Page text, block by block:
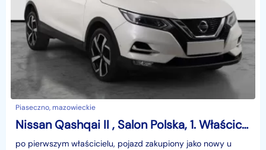
Piaseczno, mazowieckie
Nissan Qashqai II , Salon Polska, 1. Właściciel, Serwis ASO, Automat, Skóra,
po pierwszym właścicielu, pojazd zakupiony jako nowy u